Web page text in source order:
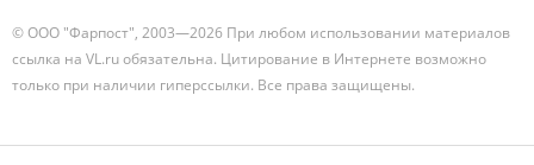
© ООО "Фарпост", 2003—2026 При любом использовании материалов
ссылка на VL.ru обязательна. Цитирование в Интернете возможно
только при наличии гиперссылки. Все права защищены.